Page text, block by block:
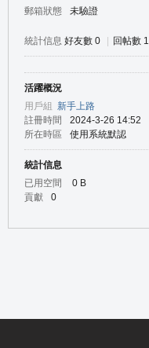
郵箱狀態
未驗證
統計信息 好友數 0 回帖數 1
活躍概況
用戶組 新手上路
註冊時間
2024-3-26 14:52
所在時區
使用系統默認
統計信息
已用空間
0 B
貢獻
0